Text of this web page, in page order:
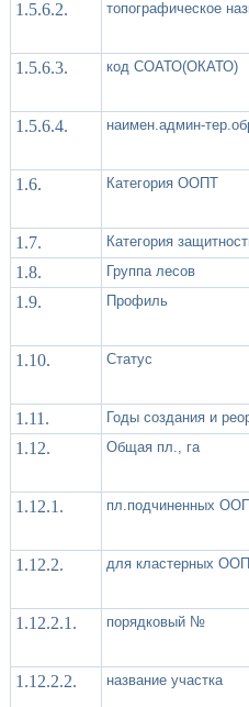
1.5.6.2. топографическое
1.5.6.3. код СОАТО(ОКАТО)
1.5.6.4. наимен.админ-
1.6. Категория ООПТ
1.7. Категория
1.8. Группа лесов
1.9. Профиль
1.10. Статус
1.11. Годы создания и
1.12. Общая пл., га
1.12.1. пл.подчиненных
1.12.2. для кластерных
1.12.2.1. порядковый №
1.12.2.2. название участка